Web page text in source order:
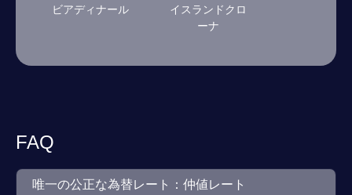
ビアディナール
イスランドクロ
ーナ
FAQ
唯一の公正な為替レート：仲値レート